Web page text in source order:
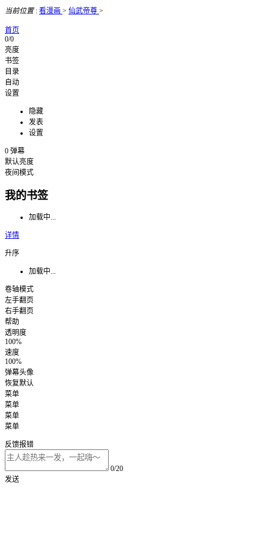
当前位置: 看漫画 > 仙武帝尊 >
首页
0/0
亮度
书签
目录
自动
设置
隐藏
发表
设置
0 弹幕
默认亮度
夜间模式
我的书签
加载中...
详情
升序
加载中...
卷轴模式
左手翻页
右手翻页
帮助
透明度
100%
速度
100%
弹幕头像
恢复默认
菜单
菜单
菜单
菜单
反馈报错
0/20
发送